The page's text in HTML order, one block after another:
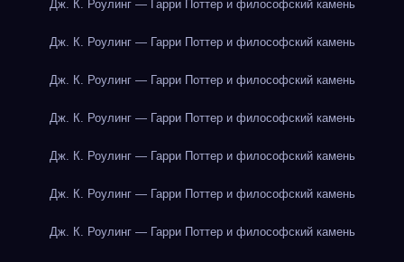
Дж. К. Роулинг — Гарри Поттер и философский камень
Дж. К. Роулинг — Гарри Поттер и философский камень
Дж. К. Роулинг — Гарри Поттер и философский камень
Дж. К. Роулинг — Гарри Поттер и философский камень
Дж. К. Роулинг — Гарри Поттер и философский камень
Дж. К. Роулинг — Гарри Поттер и философский камень
Дж. К. Роулинг — Гарри Поттер и философский камень